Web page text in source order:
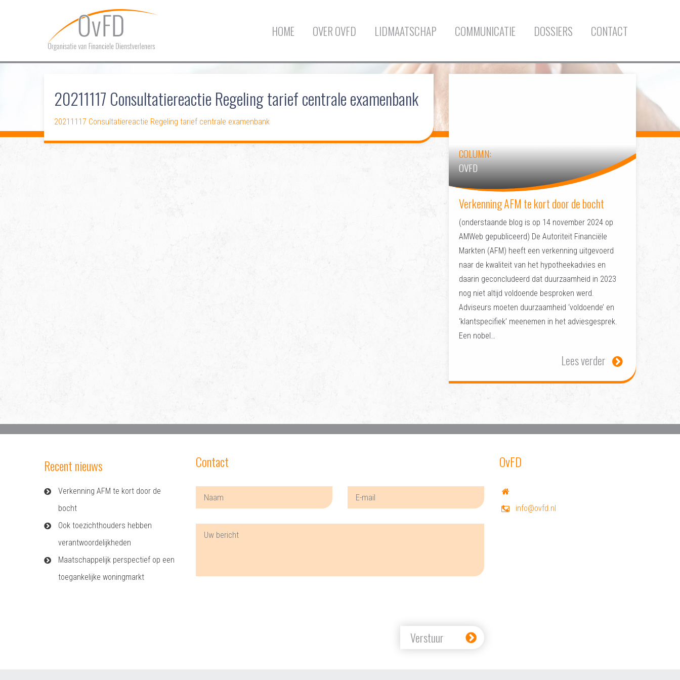
HOME OVER OVFD LIDMAATSCHAP COMMUNICATIE DOSSIERS CONTACT
20211117 Consultatiereactie Regeling tarief centrale examenbank
20211117 Consultatiereactie Regeling tarief centrale examenbank
COLUMN:
OVFD
Verkenning AFM te kort door de bocht
(onderstaande blog is op 14 november 2024 op
AMWeb gepubliceerd) De Autoriteit Financiële
Markten (AFM) heeft een verkenning uitgevoerd
naar de kwaliteit van het hypotheekadvies en
daarin geconcludeerd dat duurzaamheid in 2023
nog niet altijd voldoende besproken werd.
Adviseurs moeten duurzaamheid ‘voldoende’ en
‘klantspecifiek’ meenemen in het adviesgesprek.
Een nobel…
Lees verder
Recent nieuws
Verkenning AFM te kort door de
bocht
Ook toezichthouders hebben
verantwoordelijkheden
Maatschappelijk perspectief op een
toegankelijke woningmarkt
Contact
Verstuur
OvFD
info@ovfd.nl